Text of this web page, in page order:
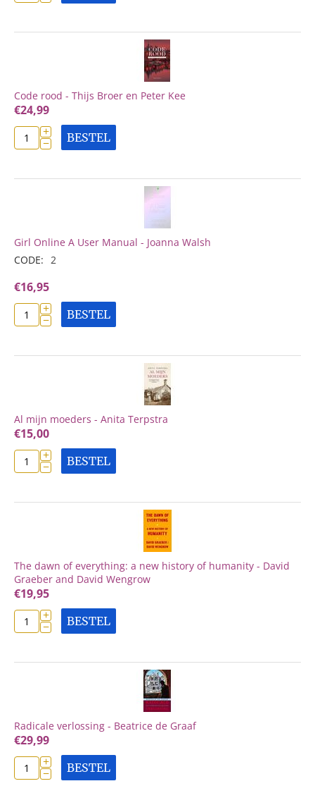
Code rood - Thijs Broer en Peter Kee
€24,99
+
− BESTEL
Girl Online A User Manual - Joanna Walsh
CODE: 2
€16,95
+
− BESTEL
Al mijn moeders - Anita Terpstra
€15,00
+
− BESTEL
The dawn of everything: a new history of humanity - David
Graeber and David Wengrow
€19,95
+
− BESTEL
Radicale verlossing - Beatrice de Graaf
€29,99
+
− BESTEL